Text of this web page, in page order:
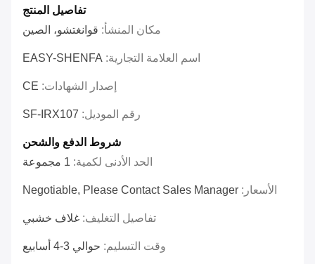
تفاصيل المنتج
مكان المنشأ: قوانغتشو، الصين
اسم العلامة التجارية: EASY-SHENFA
إصدار الشهادات: CE
رقم الموديل: SF-IRX107
شروط الدفع والشحن
الحد الأدنى لكمية: 1 مجموعة
الأسعار: Negotiable, Please Contact Sales Manager
تفاصيل التغليف: غلاف خشبي
وقت التسليم: حوالي 3-4 أسابيع